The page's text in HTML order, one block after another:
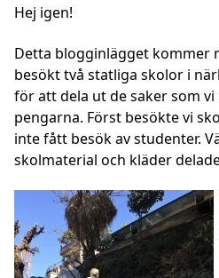
Hej igen!
Detta blogginlägget kommer
besökt två statliga skolor i
för att dela ut de saker som
pengarna. Först besökte vi
inte fått besök av studenter.
skolmaterial och kläder